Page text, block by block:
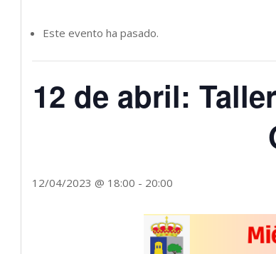
Este evento ha pasado.
12 de abril:
12/04/2023 @ 18:00 - 20:00